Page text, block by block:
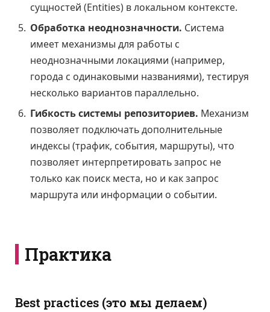
сущностей (Entities) в локальном контексте.
Обработка неоднозначности. Система
имеет механизмы для работы с
неоднозначными локациями (например,
города с одинаковыми названиями), тестируя
несколько вариантов параллельно.
Гибкость системы репозиториев. Механизм
позволяет подключать дополнительные
индексы (трафик, события, маршруты), что
позволяет интерпретировать запрос не
только как поиск места, но и как запрос
маршрута или информации о событии.
Практика
Best practices (это мы делаем)